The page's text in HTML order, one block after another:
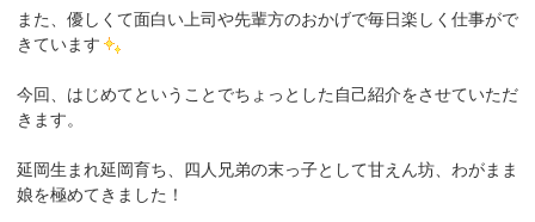
また、優しくて面白い上司や先輩方のおかげで毎日楽しく仕事がで
きています
今回、はじめてということでちょっとした自己紹介をさせていただ
きます。
延岡生まれ延岡育ち、四人兄弟の末っ子として甘えん坊、わがまま
娘を極めてきました！